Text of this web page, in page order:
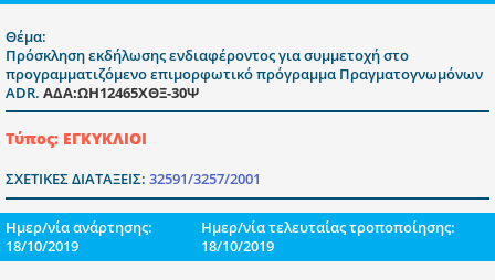
Θέμα:
Πρόσκληση εκδήλωσης ενδιαφέροντος για συμμετοχή στο
προγραμματιζόμενο επιμορφωτικό πρόγραμμα Πραγματογνωμόνων
ADR. ΑΔΑ:ΩΗ12465ΧΘΞ-30Ψ
Τύπος: ΕΓΚΥΚΛΙΟΙ
ΣΧΕΤΙΚΕΣ ΔΙΑΤΑΞΕΙΣ: 32591/3257/2001
Ημερ/νία ανάρτησης:
18/10/2019
Ημερ/νία τελευταίας τροποποίησης:
18/10/2019